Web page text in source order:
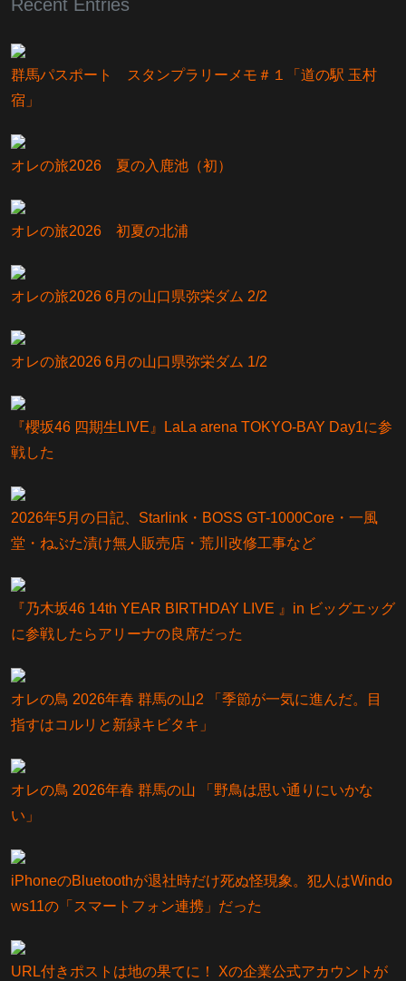
Recent Entries
群馬パスポート スタンプラリーメモ＃１「道の駅 玉村
宿」
オレの旅2026 夏の入鹿池（初）
オレの旅2026 初夏の北浦
オレの旅2026 6月の山口県弥栄ダム 2/2
オレの旅2026 6月の山口県弥栄ダム 1/2
『櫻坂46 四期生LIVE』LaLa arena TOKYO-BAY Day1に参
戦した
2026年5月の日記、Starlink・BOSS GT-1000Core・一風
堂・ねぶた漬け無人販売店・荒川改修工事など
『乃⽊坂46 14th YEAR BIRTHDAY LIVE 』in ビッグエッグ
に参戦したらアリーナの良席だった
オレの鳥 2026年春 群馬の山2 「季節が一気に進んだ。目
指すはコルリと新緑キビタキ」
オレの鳥 2026年春 群馬の山 「野鳥は思い通りにいかな
い」
iPhoneのBluetoothが退社時だけ死ぬ怪現象。犯人はWindo
ws11の「スマートフォン連携」だった
URL付きポストは地の果てに！ Xの企業公式アカウントが